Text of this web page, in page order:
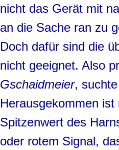
nicht das Gerät mit
an die Sache ran zu
Doch dafür sind die
nicht geeignet. Also
Gschaidmeier,
Herausgekommen
Spitzenwert des
oder rotem Signal,